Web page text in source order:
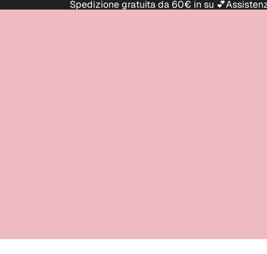
Spedizione gratuita da 60€ in su